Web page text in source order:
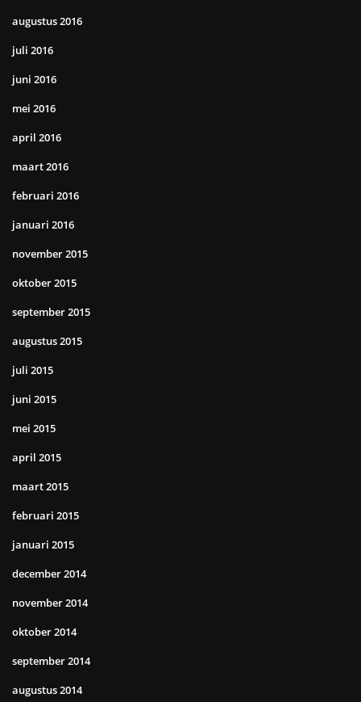
augustus 2016
juli 2016
juni 2016
mei 2016
april 2016
maart 2016
februari 2016
januari 2016
november 2015
oktober 2015
september 2015
augustus 2015
juli 2015
juni 2015
mei 2015
april 2015
maart 2015
februari 2015
januari 2015
december 2014
november 2014
oktober 2014
september 2014
augustus 2014